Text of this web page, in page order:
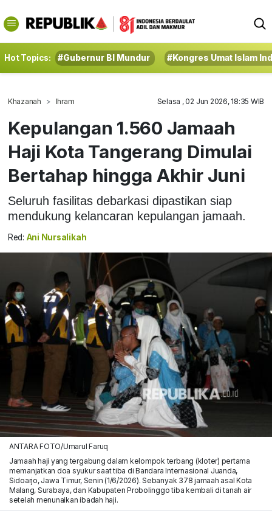
Hot Topics: #Gubernur BI Mundur #Kongres Umat Islam
Khazanah Ihram Selasa , 02 Jun 2026, 18:35 WIB
Kepulangan 1.560 Jamaah
Haji Kota Tangerang Dimulai
Bertahap hingga Akhir Juni
Seluruh fasilitas debarkasi dipastikan siap
mendukung kelancaran kepulangan jamaah.
Red: Ani Nursalikah
ANTARA FOTO/Umarul Faruq
Jamaah haji yang tergabung dalam kelompok terbang (kloter) pertama
memanjatkan doa syukur saat tiba di Bandara Internasional Juanda,
Sidoarjo, Jawa Timur, Senin (1/6/2026). Sebanyak 378 jamaah asal Kota
Malang, Surabaya, dan Kabupaten Probolinggo tiba kembali di tanah air
setelah menunaikan ibadah haji.